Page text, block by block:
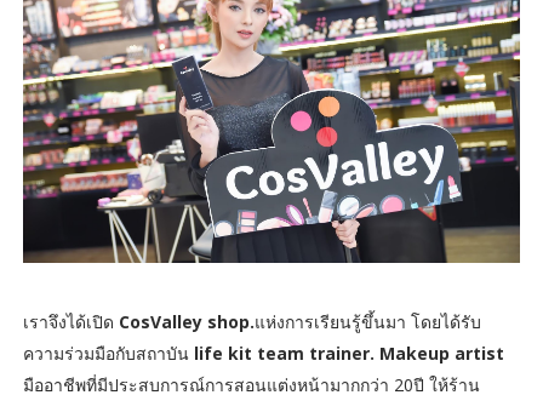
เราจึงได้เปิด CosValley shop.แห่งการเรียนรู้ขึ้นมา โดยได้รับ
ความร่วมมือกับสถาบันlife kit team trainer. Makeup artist
มืออาชีพที่มีประสบการณ์การสอนแต่งหน้ามากกว่า 20ปี ให้ร้าน